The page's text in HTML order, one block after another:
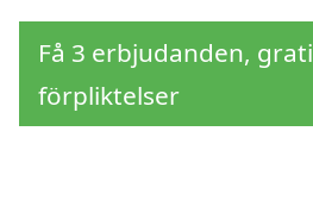
Få 3 erbjudanden,
förpliktelser